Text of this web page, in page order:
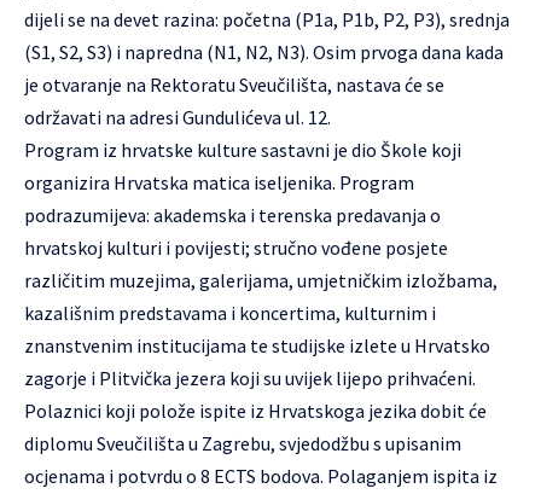
dijeli se na devet razina: početna (P1a, P1b, P2, P3), srednja
(S1, S2, S3) i napredna (N1, N2, N3). Osim prvoga dana kada
je otvaranje na Rektoratu Sveučilišta, nastava će se
održavati na adresiGundulićeva ul. 12.
Program iz hrvatske kulture sastavni je dio Škole koji
organizira Hrvatska matica iseljenika. Program
podrazumijeva: akademska i terenska predavanja o
hrvatskoj kulturi i povijesti; stručno vođene posjete
različitim muzejima, galerijama, umjetničkim izložbama,
kazališnim predstavama i koncertima, kulturnim i
znanstvenim institucijama te studijske izlete u Hrvatsko
zagorje i Plitvička jezera koji su uvijek lijepo prihvaćeni.
Polaznici koji polože ispite iz Hrvatskoga jezika dobit će
diplomu Sveučilišta u Zagrebu, svjedodžbu s upisanim
ocjenama i potvrdu o 8 ECTS bodova. Polaganjem ispita iz